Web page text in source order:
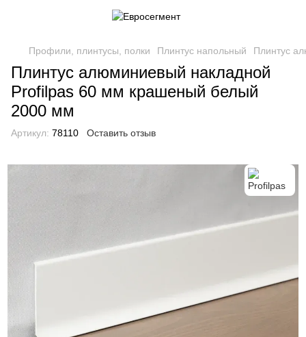
Профили, плинтусы, полки Плинтус напольный Плинтус
Плинтус алюминиевый накладной
Profilpas 60 мм крашеный белый
2000 мм
Артикул: 78110 Оставить отзыв